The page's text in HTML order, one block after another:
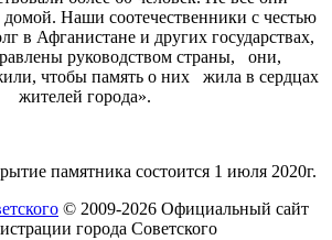
Наши соотечественники с честью
в Афганистане и других государствах,
руководством страны, они,
чтобы память о них жила в сердцах
жителей города».
памятника состоится 1 июля 2020г.
© 2009-2026 Официальный сайт
города Советского